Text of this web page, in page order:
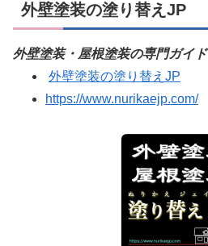
外壁塗装の塗り替えJP
外壁塗装・屋根塗装の専門ガイド
外壁塗装の塗り替えJP
https://www.nurikaejp.com/